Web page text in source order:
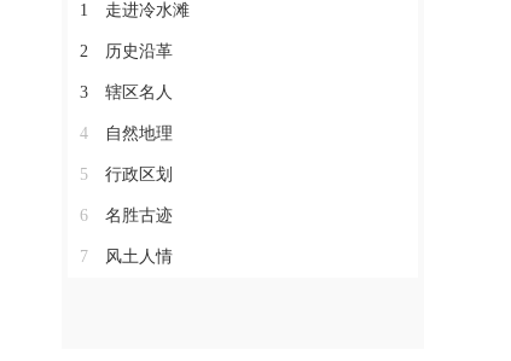
1 走进冷水滩
2 历史沿革
3 辖区名人
4 自然地理
5 行政区划
6 名胜古迹
7 风土人情